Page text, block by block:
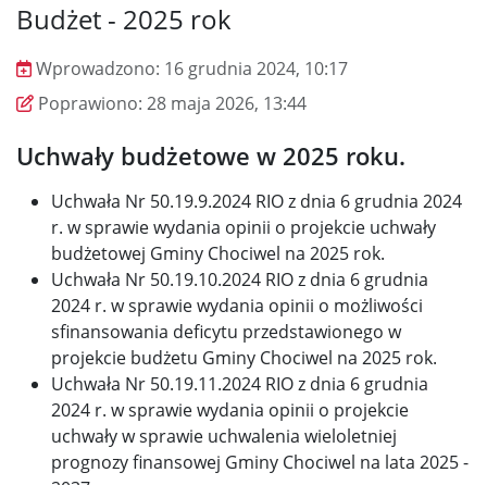
Budżet - 2025 rok
Wprowadzono
Wprowadzono: 16 grudnia 2024, 10:17
Poprawiono
Poprawiono: 28 maja 2026, 13:44
Uchwały budżetowe w 2025 roku.
Uchwała Nr 50.19.9.2024 RIO z dnia 6 grudnia 2024
r. w sprawie wydania opinii o projekcie uchwały
budżetowej Gminy Chociwel na 2025 rok.
Uchwała Nr 50.19.10.2024 RIO z dnia 6 grudnia
2024 r. w sprawie wydania opinii o możliwości
sfinansowania deficytu przedstawionego w
projekcie budżetu Gminy Chociwel na 2025 rok.
Uchwała Nr 50.19.11.2024 RIO z dnia 6 grudnia
2024 r. w sprawie wydania opinii o projekcie
uchwały w sprawie uchwalenia wieloletniej
prognozy finansowej Gminy Chociwel na lata 2025 -